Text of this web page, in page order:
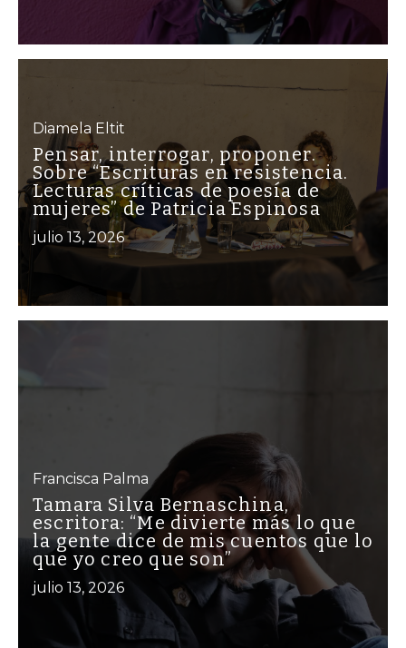
Diamela Eltit
Pensar, interrogar, proponer.
Sobre “Escrituras en resistencia.
Lecturas críticas de poesía de
mujeres” de Patricia Espinosa
julio 13, 2026
Francisca Palma
Tamara Silva Bernaschina,
escritora: “Me divierte más lo que
la gente dice de mis cuentos que lo
que yo creo que son”
julio 13, 2026